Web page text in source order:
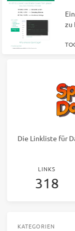
zu
Die Linkliste für
LINKS
318
KATEGORIEN